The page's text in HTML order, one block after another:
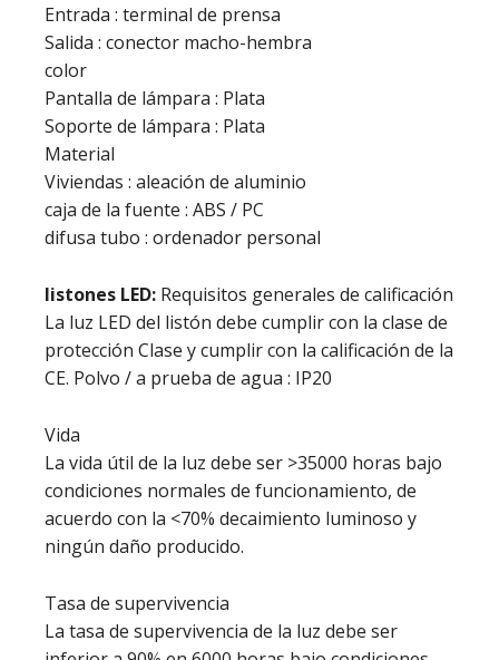
Entrada : terminal de prensa
Salida : conector macho-hembra
color
Pantalla de lámpara : Plata
Soporte de lámpara : Plata
Material
Viviendas : aleación de aluminio
caja de la fuente : ABS / PC
difusa tubo : ordenador personal
listones LED: Requisitos generales de calificación
La luz LED del listón debe cumplir con la clase de
protección Clase y cumplir con la calificación de la
CE. Polvo / a prueba de agua : IP20
Vida
La vida útil de la luz debe ser >35000 horas bajo
condiciones normales de funcionamiento, de
acuerdo con la <70% decaimiento luminoso y
ningún daño producido.
Tasa de supervivencia
La tasa de supervivencia de la luz debe ser